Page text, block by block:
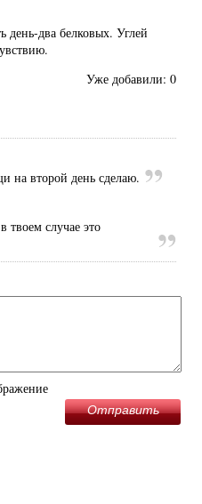
два белковых. Углей
Уже добавили: 0
на второй день сделаю.
случае это
Отправить